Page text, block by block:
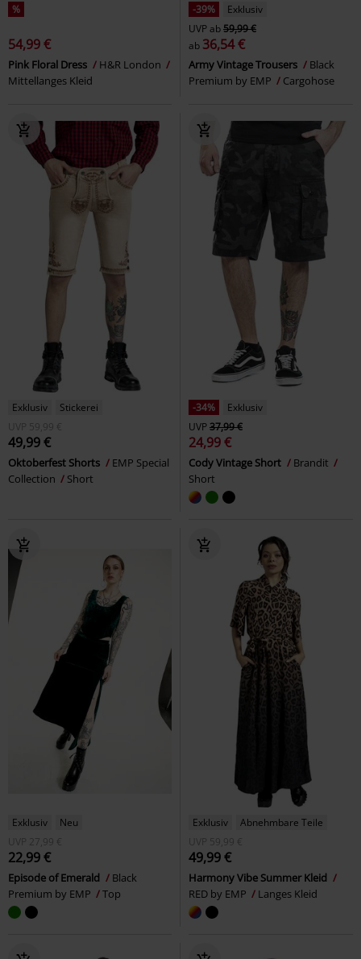
%
54,99 €
Pink Floral Dress
H&R London
Mittellanges Kleid
-39%
Exklusiv
UVPab59,99 €
ab 36,54 €
Army Vintage Trousers
Black
Premium by EMP
Cargohose
Exklusiv
Stickerei
UVP
59,99 €
49,99 €
Oktoberfest Shorts
EMP Special
Collection
Short
-34%
Exklusiv
UVP37,99 €
24,99 €
Cody Vintage Short
Brandit
Short
Exklusiv
Neu
UVP
27,99 €
22,99 €
Episode of Emerald
Black
Premium by EMP
Top
Exklusiv
Abnehmbare Teile
UVP
59,99 €
49,99 €
Harmony Vibe Summer Kleid
RED by EMP
Langes Kleid